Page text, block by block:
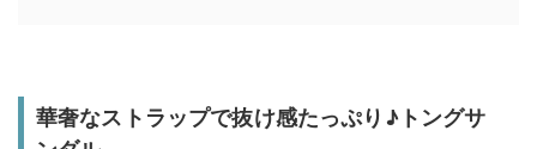
華奢なストラップで抜け感たっぷり♪トングサ